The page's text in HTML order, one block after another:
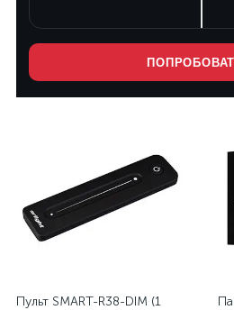
Пульт SMART-R38-DIM (1